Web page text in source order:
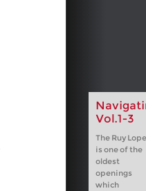
Vol.1-3
The Ruy
is one of the
oldest
openings
which